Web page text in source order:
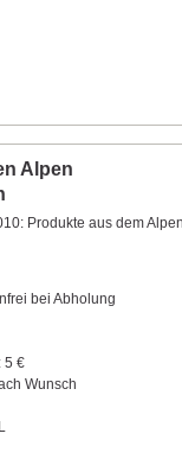
Alpen
Produkte aus dem
bei Abholung
5 €
Wunsch